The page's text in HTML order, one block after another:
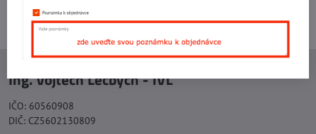
Ing. Vojtěch Lečbych - IVL
IČO: 60560908
DIČ: CZ5602130809